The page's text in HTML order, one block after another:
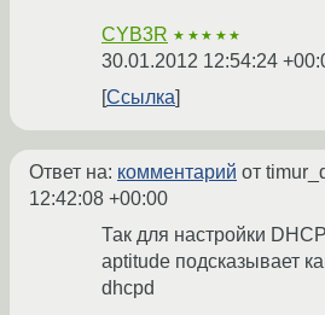
CYB3R ★★★★★
30.01.2012 12:54:24
Ссылка
Ответ на: комментарий от
12:42:08 +00:00
Так для настройки
aptitude подсказывает
dhcpd